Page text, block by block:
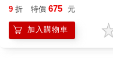
9 折 特價 675 元
加入購物車